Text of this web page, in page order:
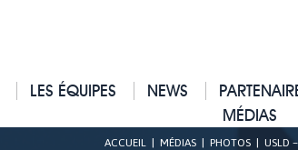
LES ÉQUIPES NEWS
MÉDIAS
ACCUEIL| MÉDIAS| PHOTOS| USLD